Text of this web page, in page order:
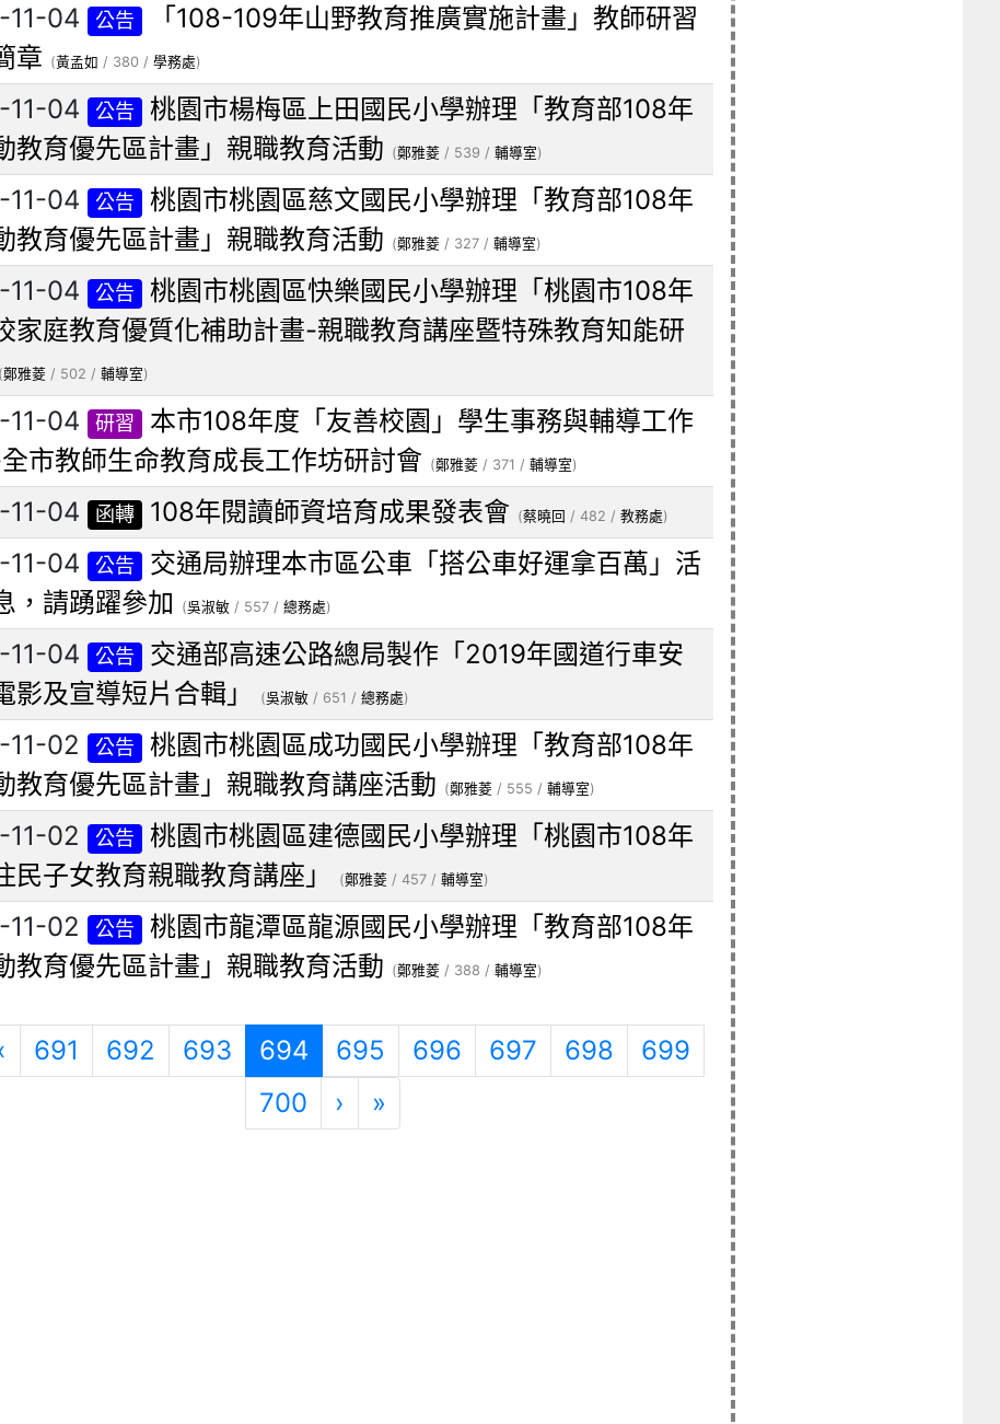
11-04 公告
「108-109年山野教育推廣實施計畫」教師研習
章 (黃孟如 / 380 / 學務處)
11-04 公告
桃園市楊梅區上田國民小學辦理「教育部108年
教育優先區計畫」親職教育活動 (鄭雅菱 / 539 / 輔導室)
11-04 公告
桃園市桃園區慈文國民小學辦理「教育部108年
教育優先區計畫」親職教育活動 (鄭雅菱 / 327 / 輔導室)
11-04 公告
桃園市桃園區快樂國民小學辦理「桃園市108年
家庭教育優質化補助計畫-親職教育講座暨特殊教育知能研
(鄭雅菱 / 502 / 輔導室)
11-04 研習
本市108年度「友善校園」學生事務與輔導工作
市教師生命教育成長工作坊研討會 (鄭雅菱 / 371 / 輔導室)
11-04 函轉 108年閱讀師資培育成果發表會 (蔡曉回 / 482 /教務處)
11-04 公告
交通局辦理本市區公車「搭公車好運拿百萬」活
，請踴躍參加
(吳淑敏/ 557 / 總務處)
11-04 公告
交通部高速公路總局製作「2019年國道行車安
影及宣導短片合輯」
(吳淑敏/ 651 / 總務處)
11-02 公告
桃園市桃園區成功國民小學辦理「教育部108年
教育優先區計畫」親職教育講座活動 (鄭雅菱 / 555 / 輔導室)
11-02 公告
桃園市桃園區建德國民小學辦理「桃園市108年
民子女教育親職教育講座」
(鄭雅菱 / 457 / 輔導室)
11-02 公告
桃園市龍潭區龍源國民小學辦理「教育部108年
教育優先區計畫」親職教育活動 (鄭雅菱 / 388 / 輔導室)
頁
上一頁
691 692 693 694 (目前頁次)
695 696 697 698
699
700
› 下一頁
»